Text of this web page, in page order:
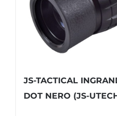
JS-TACTICAL
DOT NERO (JS-